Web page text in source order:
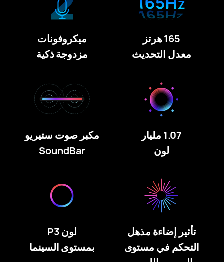
165 هرتز
معدل التحديث
ميكروفونات
مزدوجة ذكية
1.07 مليار
لون‏
مكبر صوت ستيريو
SoundBar
تأثير إضاءة مذهل
التحكم في مستوى
لون P3
بمستوى السينما